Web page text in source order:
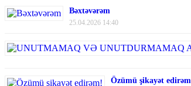
Bəxtəvərəm
25.04.2026 14:40
Özümü şikayət